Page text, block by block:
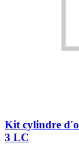
Kit cylindre
3 LC